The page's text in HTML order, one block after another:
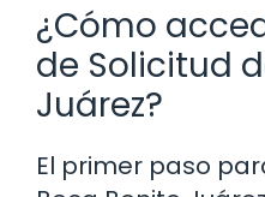
¿Cómo
de Solicitud
Juárez?
El primer paso